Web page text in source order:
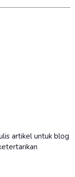
artikel untuk blog